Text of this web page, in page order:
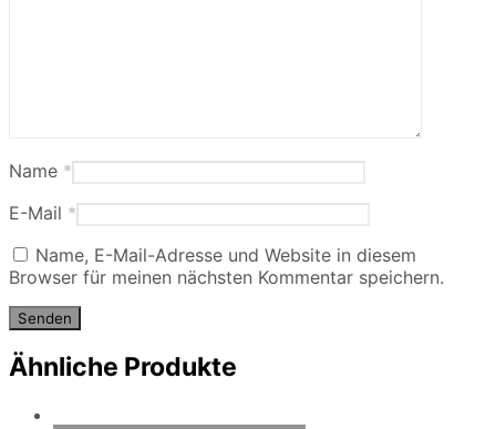
Name *
E-Mail *
Name, E-Mail-Adresse und Website in diesem
Browser für meinen nächsten Kommentar speichern.
Ähnliche Produkte